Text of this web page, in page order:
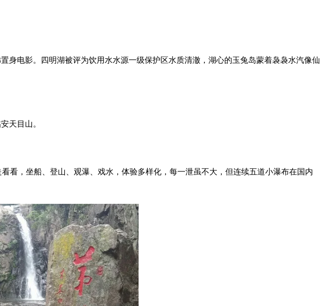
电影。四明湖被评为饮用水水源一级保护区水质清澈，湖心的玉兔岛蒙着袅袅水汽像仙
天目山。
看，坐船、登山、观瀑、戏水，体验多样化，每一泄虽不大，但连续五道小瀑布在国内